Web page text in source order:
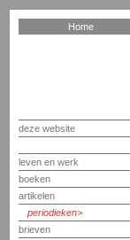
Home
deze website
leven en werk
boeken
artikelen
periodieken
brieven